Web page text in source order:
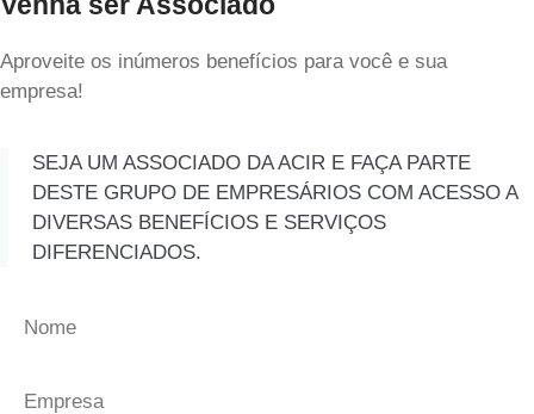
Aproveite os inúmeros benefícios para você e sua
empresa!
SEJA UM ASSOCIADO DA ACIR E FAÇA PARTE
DESTE GRUPO DE EMPRESÁRIOS COM ACESSO A
DIVERSAS BENEFÍCIOS E SERVIÇOS
DIFERENCIADOS.